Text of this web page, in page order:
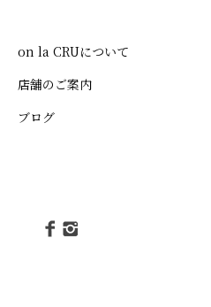
on la CRUについて
店舗のご案内
ブログ